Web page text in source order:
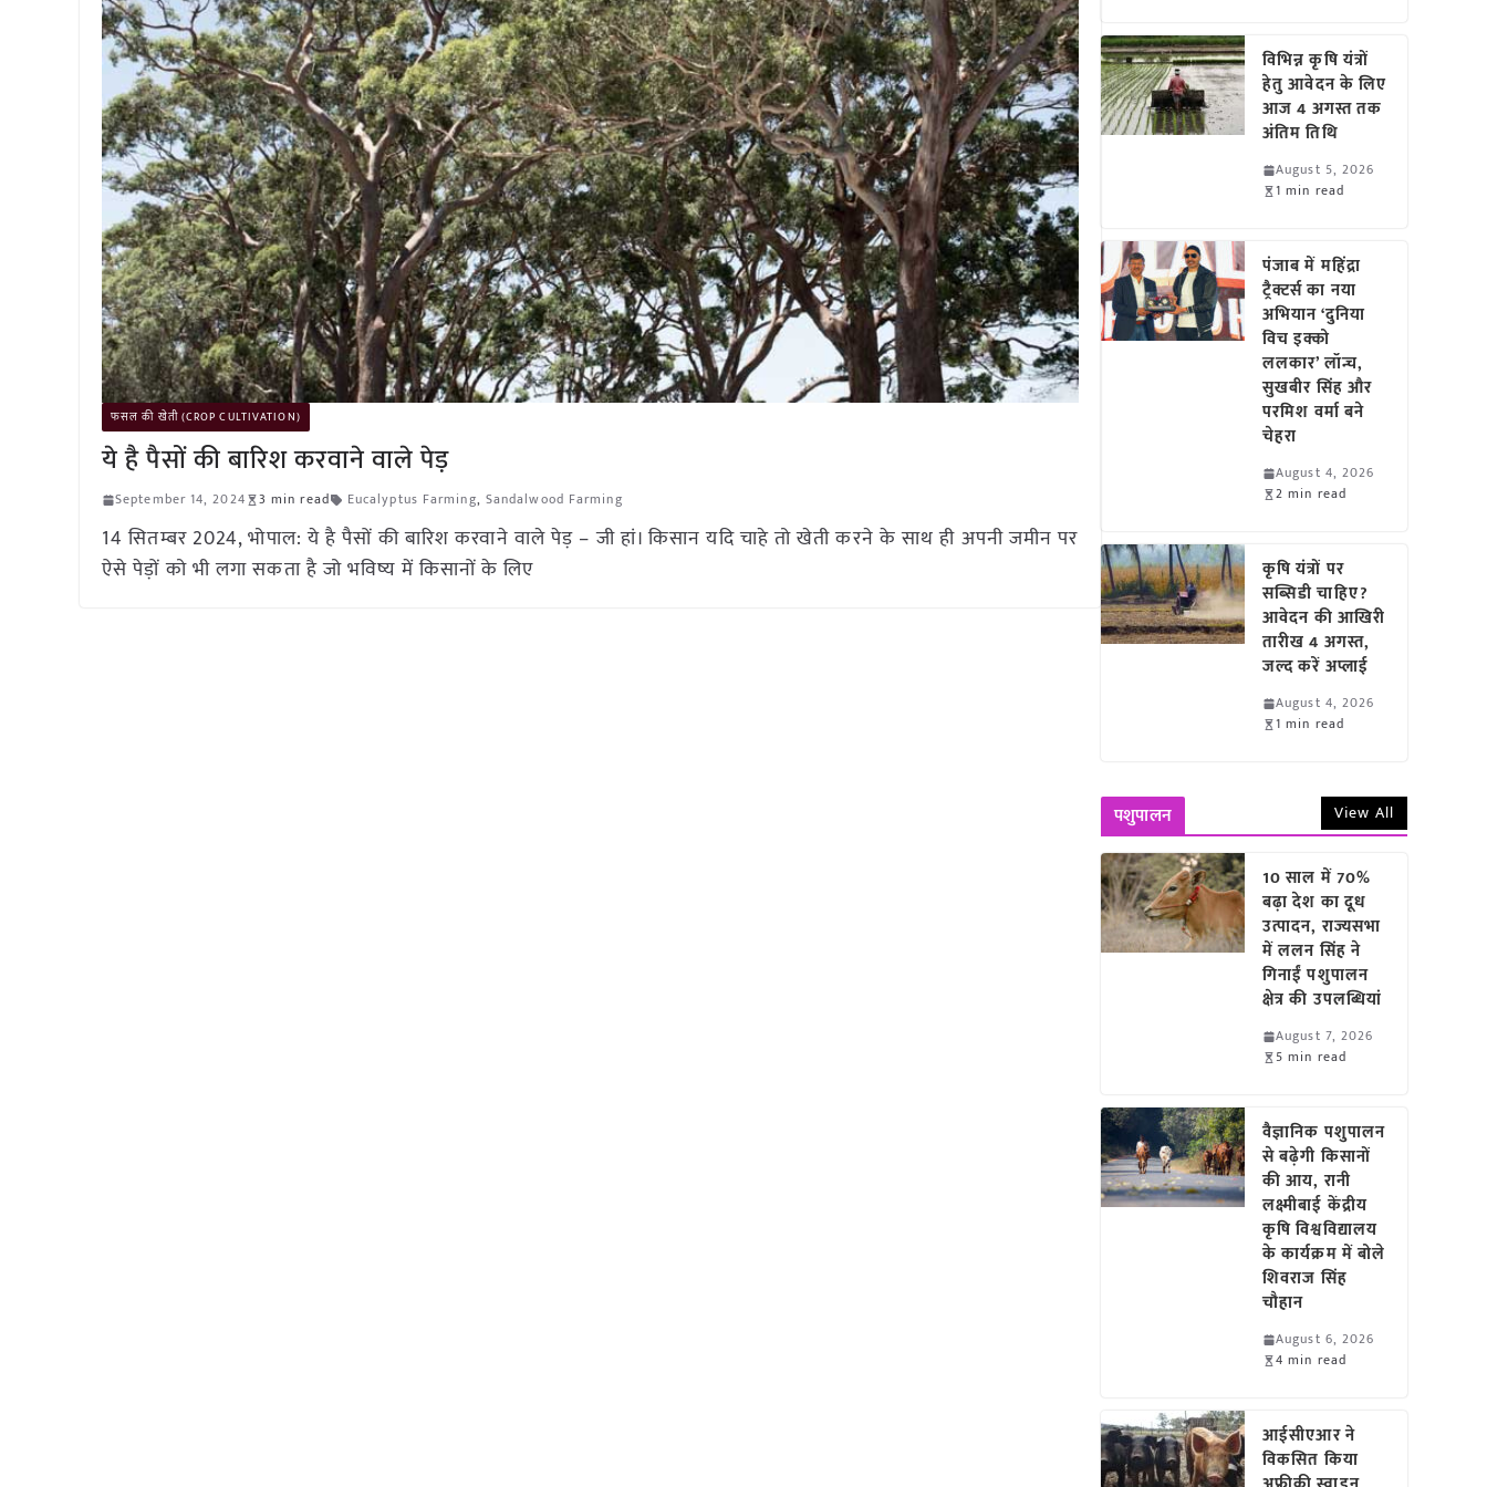
फसल की खेती (CROP CULTIVATION)
ये है पैसों की बारिश करवाने वाले पेड़
September 14, 2024 3 min read Eucalyptus Farming, Sandalwood Farming
14 सितम्बर 2024, भोपाल: ये है पैसों की बारिश करवाने वाले पेड़ – जी हां। किसान यदि चाहे तो खेती करने के साथ ही अपनी जमीन पर
ऐसे पेड़ों को भी लगा सकता है जो भविष्य में किसानों के लिए
विभिन्न कृषि यंत्रों
हेतु आवेदन के लिए
आज 4 अगस्त तक
अंतिम तिथि
August 5, 2026
1 min read
पंजाब में महिंद्रा
ट्रैक्टर्स का नया
अभियान ‘दुनिया
विच इक्को
ललकार’ लॉन्च,
सुखबीर सिंह और
परमिश वर्मा बने
चेहरा
August 4, 2026
2 min read
कृषि यंत्रों पर
सब्सिडी चाहिए?
आवेदन की आखिरी
तारीख 4 अगस्त,
जल्द करें अप्लाई
August 4, 2026
1 min read
पशुपालन View All
10 साल में 70%
बढ़ा देश का दूध
उत्पादन, राज्यसभा
में ललन सिंह ने
गिनाईं पशुपालन
क्षेत्र की उपलब्धियां
August 7, 2026
5 min read
वैज्ञानिक पशुपालन
से बढ़ेगी किसानों
की आय, रानी
लक्ष्मीबाई केंद्रीय
कृषि विश्वविद्यालय
के कार्यक्रम में बोले
शिवराज सिंह
चौहान
August 6, 2026
4 min read
आईसीएआर ने
विकसित किया